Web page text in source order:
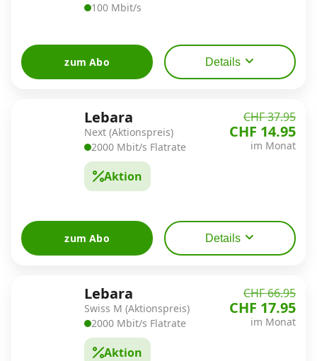
Kombi-Angebote
AGB·Impressum
100 Mbit/s
zum Abo Details
Lebara
Next (Aktionspreis)
2000 Mbit/s Flatrate
Aktion
CHF 37.95
CHF 14.95
im Monat
zum Abo Details
Lebara
Swiss M (Aktionspreis)
2000 Mbit/s Flatrate
Aktion
CHF 66.95
CHF 17.95
im Monat